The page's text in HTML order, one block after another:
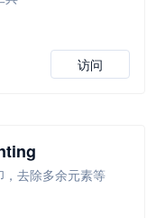
访问
去除多余元素等